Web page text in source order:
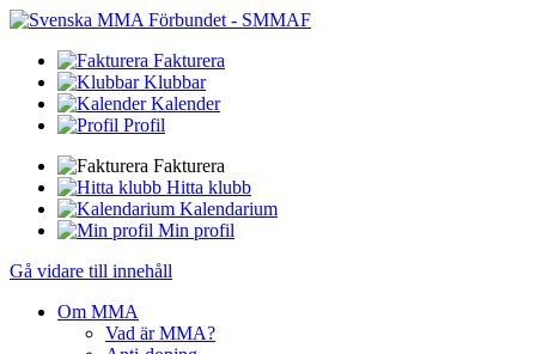
Fakturera
Klubbar
Kalender
Profil
Fakturera
Hitta klubb
Kalendarium
Min profil
Gå vidare till innehåll
Om MMA
Vad är MMA?